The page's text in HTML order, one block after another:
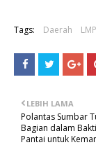
Tags: Daerah LMP
LEBIH LAMA
Polantas Sumbar
Bagian dalam
Pantai untuk